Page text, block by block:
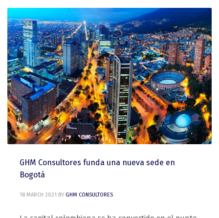
GHM Consultores funda una nueva sede en
Bogotá
18 MARCH 2021 BY GHM CONSULTORES